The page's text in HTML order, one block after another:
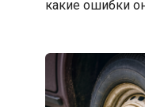
какие ошибки